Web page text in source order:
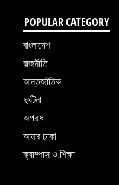
POPULAR CATEGORY
বাংলাদেশ
রাজনীতি
আন্তর্জাতিক
দুর্ঘটনা
অপরাধ
আমার ঢাকা
ক্যাম্পাস ও শিক্ষা